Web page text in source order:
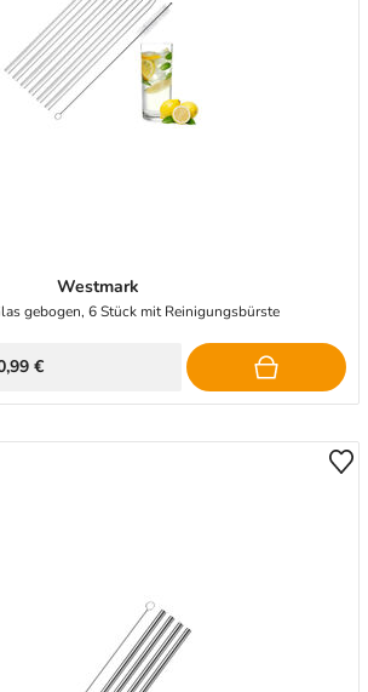
Westmark
gebogen, 6 Stück mit Reinigungsbürste
€